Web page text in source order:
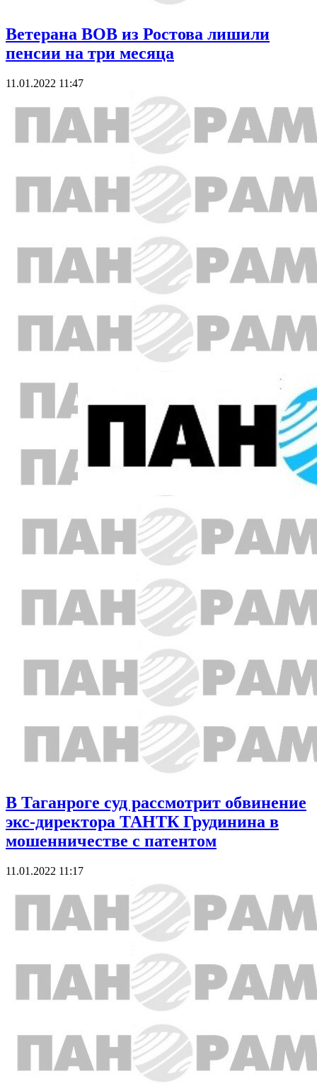
Ветерана ВОВ из Ростова лишили
пенсии на три месяца
11.01.2022 11:47
В Таганроге суд рассмотрит обвинение
экс-директора ТАНТК Грудинина в
мошенничестве с патентом
11.01.2022 11:17